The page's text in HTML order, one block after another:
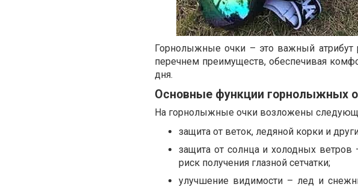
Горнолыжные очки – это важный атрибут
перечнем преимуществ, обеспечивая
дня.
Основные функции горнолыжных
На горнолыжные очки возложены
защита от веток, ледяной корки и
защита от солнца и холодных
риск получения глазной сетчатки;
улучшение видимости – лед и